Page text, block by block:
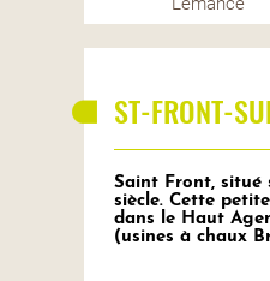
ST-FRONT-
Saint Front, situé
siècle. Cette
dans le Haut
(usines à chaux